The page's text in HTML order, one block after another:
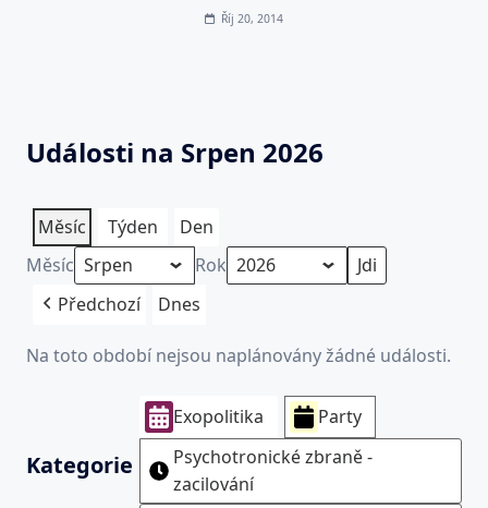
Říj 20, 2014
Události na Srpen 2026
Měsíc Týden
Den
Měsíc
Rok
Předchozí
Dnes
Na toto období nejsou naplánovány žádné události.
Kategorie
Exopolitika
Party
Psychotronické zbraně -
zacilování